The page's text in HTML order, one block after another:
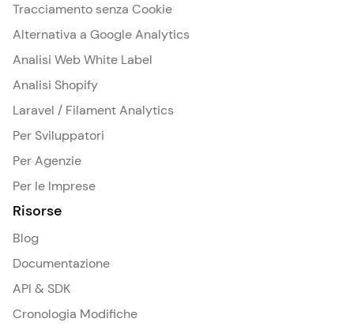
Tracciamento senza Cookie
Alternativa a Google Analytics
Analisi Web White Label
Analisi Shopify
Laravel / Filament Analytics
Per Sviluppatori
Per Agenzie
Per le Imprese
Risorse
Blog
Documentazione
API & SDK
Cronologia Modifiche